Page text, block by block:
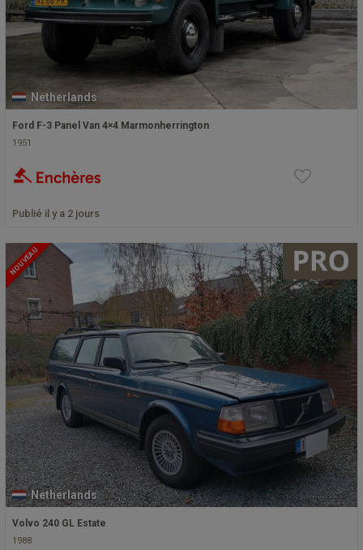
Netherlands
Ford F-3 Panel Van 4×4 Marmonherrington
1951
Publié il y a 2 jours
NOUVEAU
Netherlands
Volvo 240 GL Estate
1988